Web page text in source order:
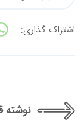
اشتراک گذاری:
نوشته